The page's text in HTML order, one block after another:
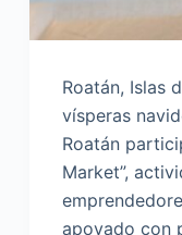
Roatán, Islas
vísperas
Roatán
Market”,
apoyado con